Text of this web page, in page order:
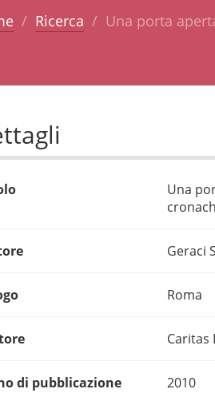
Ricerca Una porta
Una
Geraci
Roma
Caritas
di pubblicazione 2010